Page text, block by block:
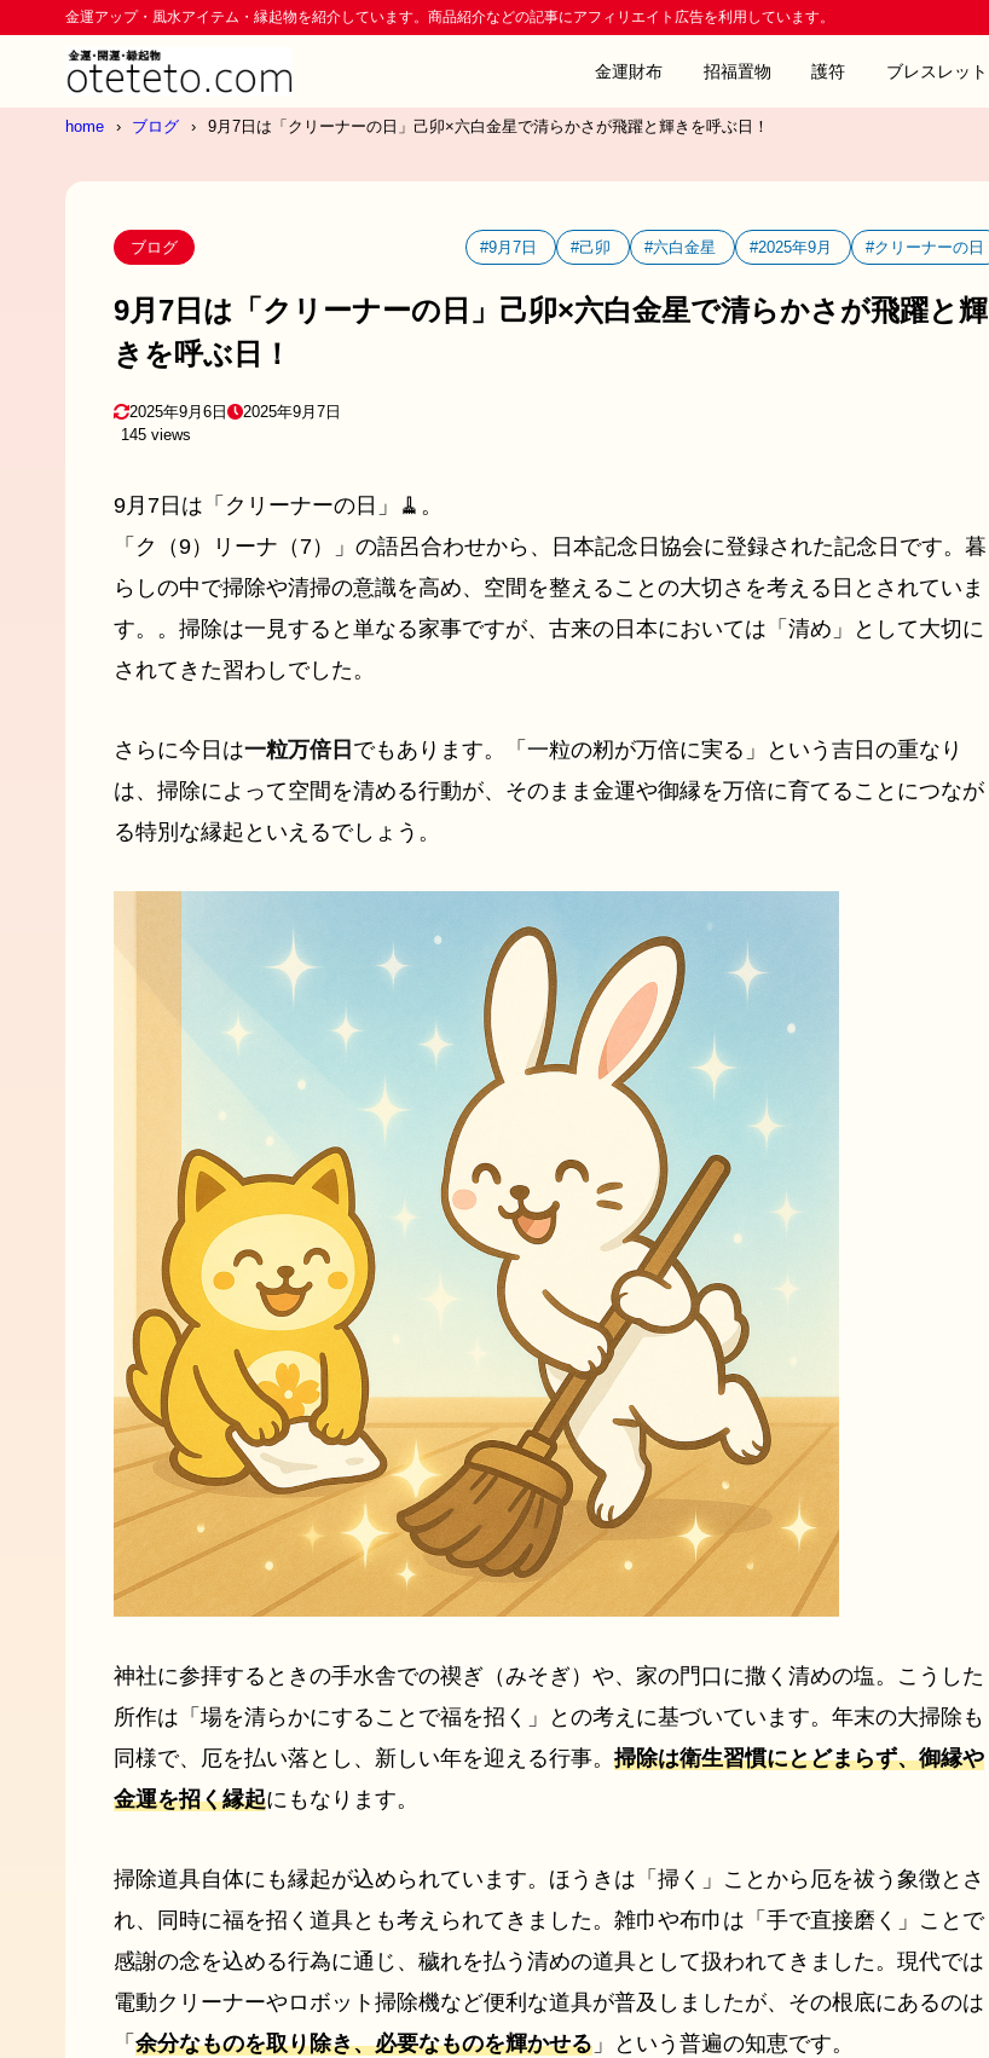
金運アップ・風水アイテム・縁起物を紹介しています。商品紹介などの記事にアフィリエイト広告を利用しています。
金運財布 招福置物 護符 ブレスレット
home ブログ 9月7日は「クリーナーの日」己卯×六白金星で清らかさが飛躍と輝きを呼ぶ日！
ブログ #9月7日 #己卯 #六白金星 #2025年9月 #クリーナーの日
9月7日は「クリーナーの日」己卯×六白金星で清らかさが飛躍と輝
きを呼ぶ日！
2025年9月6日
2025年9月7日
145 views
9月7日は「クリーナーの日」🧹。
「ク（9）リーナ（7）」の語呂合わせから、日本記念日協会に登録された記念日です。暮
らしの中で掃除や清掃の意識を高め、空間を整えることの大切さを考える日とされていま
す。。掃除は一見すると単なる家事ですが、古来の日本においては「清め」として大切に
されてきた習わしでした。
さらに今日は一粒万倍日 でもあります。「一粒の籾が万倍に実る」という吉日の重なり
は、掃除によって空間を清める行動が、そのまま金運や御縁を万倍に育てることにつなが
る特別な縁起といえるでしょう。
神社に参拝するときの手水舎での禊ぎ（みそぎ）や、家の門口に撒く清めの塩。こうした
所作は「場を清らかにすることで福を招く」との考えに基づいています。年末の大掃除も
同様で、厄を払い落とし、新しい年を迎える行事。 掃除は衛生習慣にとどまらず、御縁や
金運を招く縁起にもなります。
掃除道具自体にも縁起が込められています。ほうきは「掃く」ことから厄を祓う象徴とさ
れ、同時に福を招く道具とも考えられてきました。雑巾や布巾は「手で直接磨く」ことで
感謝の念を込める行為に通じ、穢れを払う清めの道具として扱われてきました。現代では
電動クリーナーやロボット掃除機など便利な道具が普及しましたが、その根底にあるのは
「 余分なものを取り除き、必要なものを輝かせる」という普遍の知恵です。